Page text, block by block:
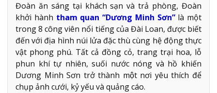
Đoàn ăn sáng tại khách sạn và trả phòng, Đoàn
khởi hành tham quan “Dương Minh Sơn”là một
trong 8 công viên nổi tiếng của Đài Loan, được biết
đến với địa hình núi lửa đặc thù cùng hệ động thực
vật phong phú. Tất cả đồng cỏ, trang trại hoa, lỗ
phun khí tự nhiên, suối nước nóng và hồ khiến
Dương Minh Sơn trở thành một nơi yêu thích để
chụp ảnh cưới, kỷ yếu và quảng cáo.